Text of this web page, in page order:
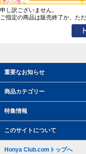
重要なお知らせ
商品カテゴリー
特集情報
このサイトについて
申し訳ございません。
ご指定の商品は販売終了か、た
Honya Club.comトップへ